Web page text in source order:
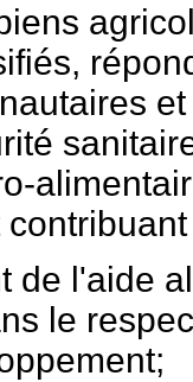
de l'aide
le